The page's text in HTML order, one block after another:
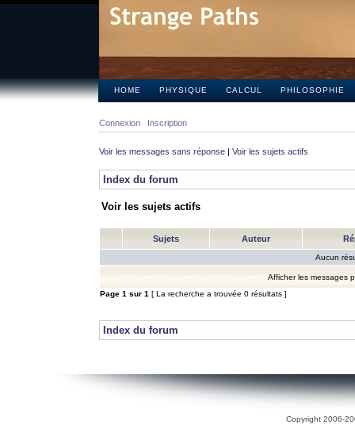
HOME PHYSIQUE CALCUL PHILOSOPHIE
Connexion Inscription
Voir les messages sans réponse | Voir les sujets actifs
Index du forum
Voir les sujets actifs
Sujets Auteur
Aucun
Afficher les messages
Page 1 sur 1 [ La recherche a trouvée 0 résultats ]
Index du forum
Copyright 2006-